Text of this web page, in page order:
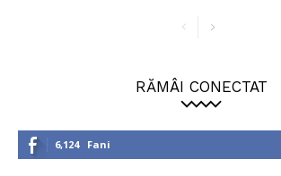
RĂMÂI CONECTAT
6,124 Fani